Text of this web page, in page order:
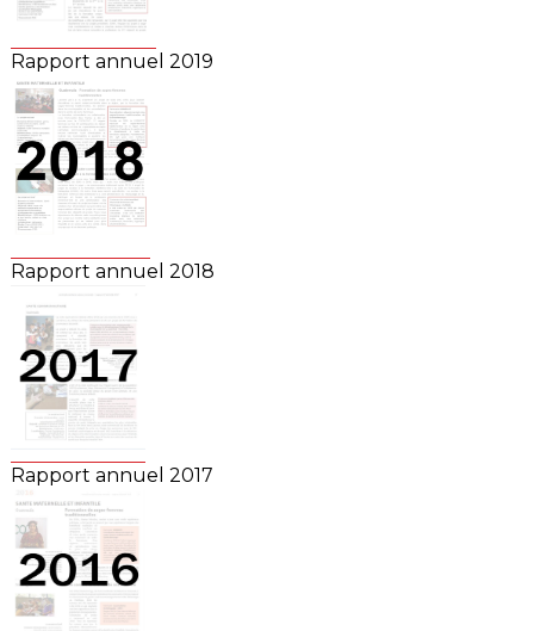
Rapport annuel 2019
Rapport annuel 2018
Rapport annuel 2017